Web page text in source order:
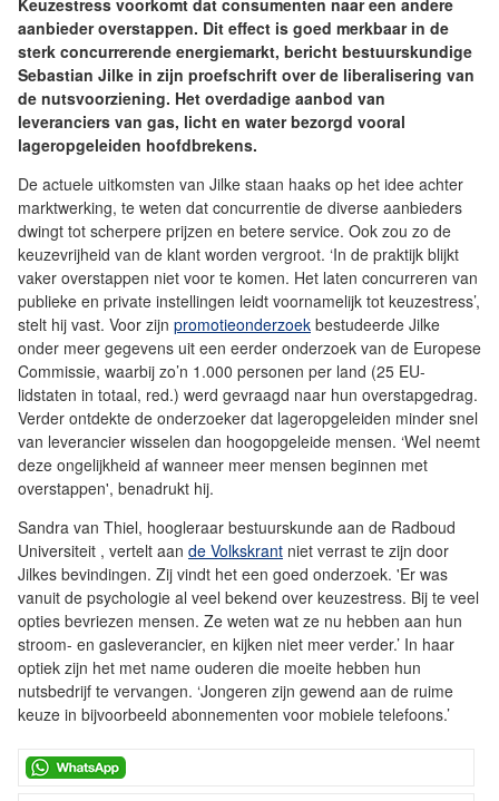
Keuzestress voorkomt dat consumenten naar een andere
aanbieder overstappen. Dit effect is goed merkbaar in de
sterk concurrerende energiemarkt, bericht bestuurskundige
Sebastian Jilke in zijn proefschrift over de liberalisering van
de nutsvoorziening. Het overdadige aanbod van
leveranciers van gas, licht en water bezorgd vooral
lageropgeleiden hoofdbrekens.
De actuele uitkomsten van Jilke staan haaks op het idee achter
marktwerking, te weten dat concurrentie de diverse aanbieders
dwingt tot scherpere prijzen en betere service. Ook zou zo de
keuzevrijheid van de klant worden vergroot. ‘In de praktijk blijkt
vaker overstappen niet voor te komen. Het laten concurreren van
publieke en private instellingen leidt voornamelijk tot keuzestress’,
stelt hij vast. Voor zijn promotieonderzoek bestudeerde Jilke
onder meer gegevens uit een eerder onderzoek van de Europese
Commissie, waarbij zo’n 1.000 personen per land (25 EU-
lidstaten in totaal, red.) werd gevraagd naar hun overstapgedrag.
Verder ontdekte de onderzoeker dat lageropgeleiden minder snel
van leverancier wisselen dan hoogopgeleide mensen. ‘Wel neemt
deze ongelijkheid af wanneer meer mensen beginnen met
overstappen', benadrukt hij.
Sandra van Thiel, hoogleraar bestuurskunde aan de Radboud
Universiteit , vertelt aan de Volkskrant niet verrast te zijn door
Jilkes bevindingen. Zij vindt het een goed onderzoek. 'Er was
vanuit de psychologie al veel bekend over keuzestress. Bij te veel
opties bevriezen mensen. Ze weten wat ze nu hebben aan hun
stroom- en gasleverancier, en kijken niet meer verder.’ In haar
optiek zijn het met name ouderen die moeite hebben hun
nutsbedrijf te vervangen. ‘Jongeren zijn gewend aan de ruime
keuze in bijvoorbeeld abonnementen voor mobiele telefoons.’